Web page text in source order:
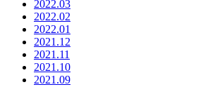
2022.03
2022.02
2022.01
2021.12
2021.11
2021.10
2021.09